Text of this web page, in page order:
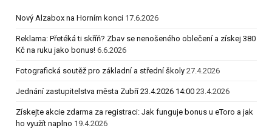
Nový Alzabox na Horním konci 17.6.2026
Reklama: Přetéká ti skříň? Zbav se nenošeného oblečení a získej 380
Kč na ruku jako bonus! 6.6.2026
Fotografická soutěž pro základní a střední školy 27.4.2026
Jednání zastupitelstva města Zubří 23.4.2026 14:00 23.4.2026
Získejte akcie zdarma za registraci: Jak funguje bonus u eToro a jak
ho využít naplno 19.4.2026